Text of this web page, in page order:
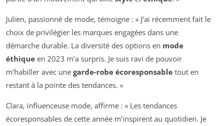
Julien, passionné de mode, témoigne : « J’ai récemment fait le
choix de privilégier les marques engagées dans une
démarche durable. La diversité des options en mode
éthique en 2023 m’a surpris. Je suis ravi de pouvoir
m’habiller avec une garde-robe écoresponsable tout en
restant à la pointe des tendances. »
Clara, influenceuse mode, affirme : « Les tendances
écoresponsables de cette année m’inspirent au quotidien. Je